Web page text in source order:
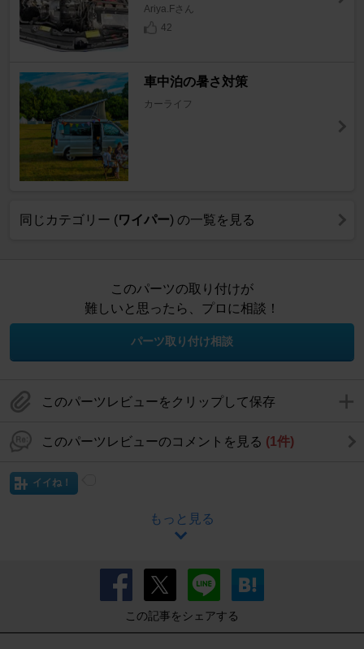
Ariya.Fさん
42
車中泊の暑さ対策
カーライフ
同じカテゴリー (ワイパー) の一覧を見る
このパーツの取り付けが
難しいと思ったら、プロに相談！
パーツ取り付け相談
このパーツレビューをクリップして保存
このパーツレビューのコメントを見る (1件)
イイね！
もっと見る
この記事をシェアする